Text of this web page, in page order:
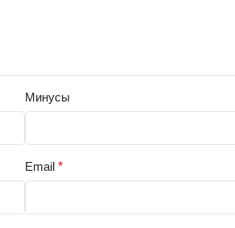
Минусы
Email *